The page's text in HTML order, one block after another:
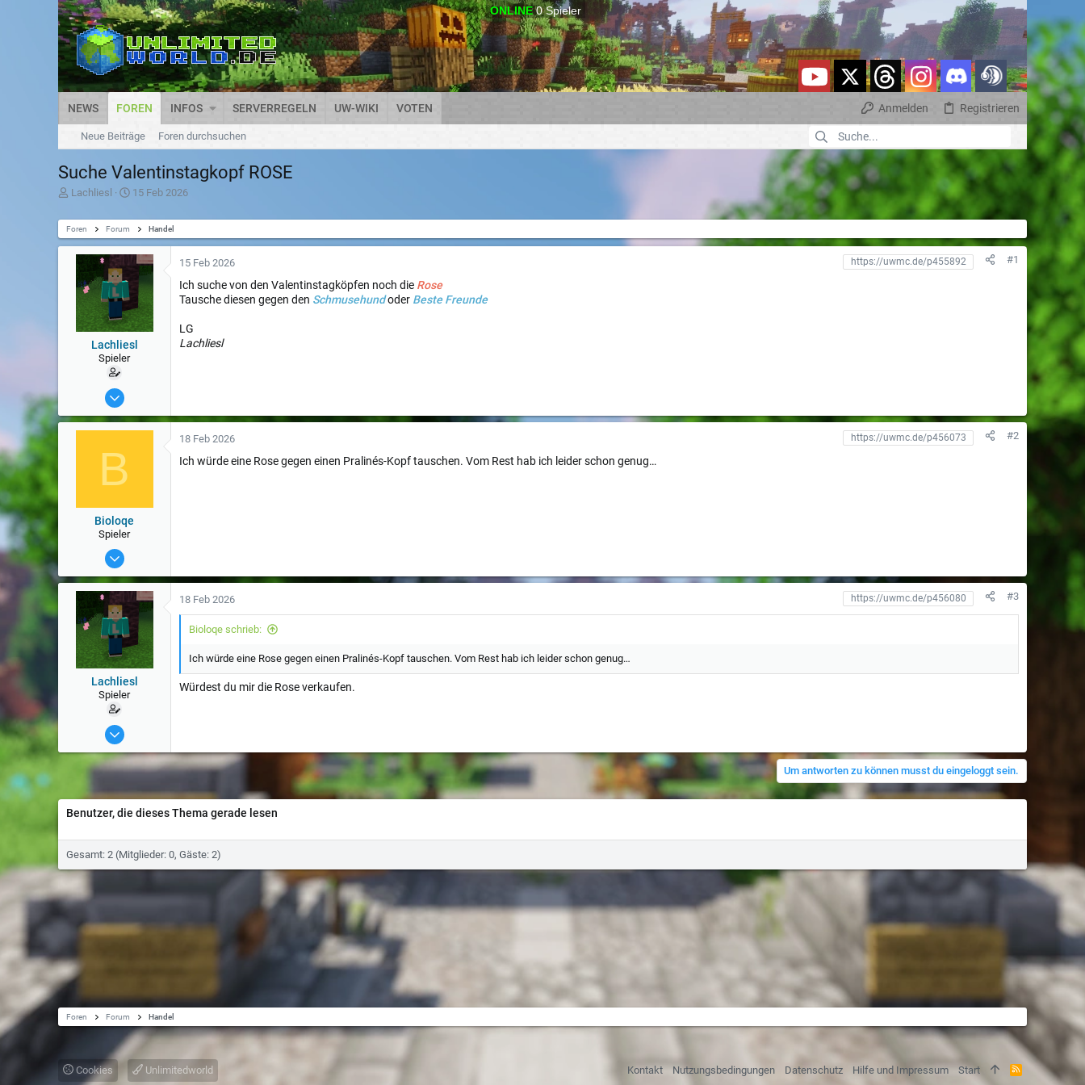
NEWS FOREN INFOS SERVERREGELN UW-WIKI VOTEN Anmelden Registrieren
Neue Beiträge Foren durchsuchen
Suche Valentinstagkopf ROSE
T
e
m
e
Lachliesl
D
t
m
S
a
t
15 Feb 2026
Foren Forum Handel
Lachliesl
Spieler
12 Feb 2019
15 Feb 2026 #1
Ich suche von den Valentinstagköpfen noch die Rose
Tausche diesen gegen den Schmusehundoder Beste Freunde
LG
Lachliesl
B
Bioloqe
Spieler
18 Aug 2019
18 Feb 2026 #2
Ich würde eine Rose gegen einen Pralinés-Kopf tauschen. Vom Rest hab ich leider schon genug…
Lachliesl
Spieler
12 Feb 2019
18 Feb 2026 #3
Bioloqe schrieb:
Ich würde eine Rose gegen einen Pralinés-Kopf tauschen. Vom Rest hab ich leider schon genug…
Würdest du mir die Rose verkaufen.
Um antworten zu können musst du eingeloggt sein.
Benutzer, die dieses Thema gerade lesen
Gesamt: 2 (Mitglieder: 0, Gäste: 2)
Foren Forum Handel
Cookies Unlimitedworld Kontakt Nutzungsbedingungen Datenschutz Hilfe und Impressum Start
R
S
ONLINE 0Spieler